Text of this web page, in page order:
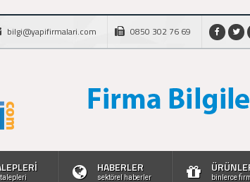
bilgi@yapifirmalari.com 0850 302 76 69
HABERLER
sektörel haberler binlerce